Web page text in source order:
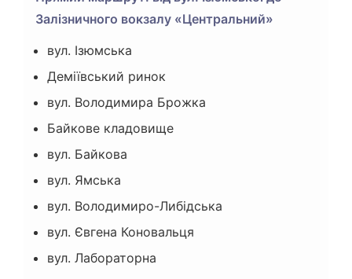
Залізничного вокзалу «Центральний»
вул. Ізюмська
Деміївський ринок
вул. Володимира Брожка
Байкове кладовище
вул. Байкова
вул. Ямська
вул. Володимиро-Либідська
вул. Євгена Коновальця
вул. Лабораторна